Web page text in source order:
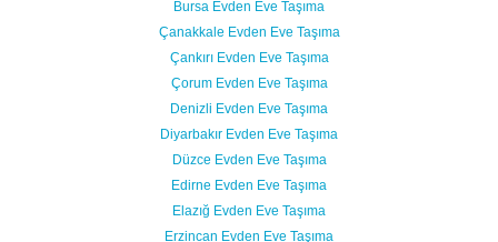
Bursa Evden Eve Taşıma
Çanakkale Evden Eve Taşıma
Çankırı Evden Eve Taşıma
Çorum Evden Eve Taşıma
Denizli Evden Eve Taşıma
Diyarbakır Evden Eve Taşıma
Düzce Evden Eve Taşıma
Edirne Evden Eve Taşıma
Elazığ Evden Eve Taşıma
Erzincan Evden Eve Taşıma